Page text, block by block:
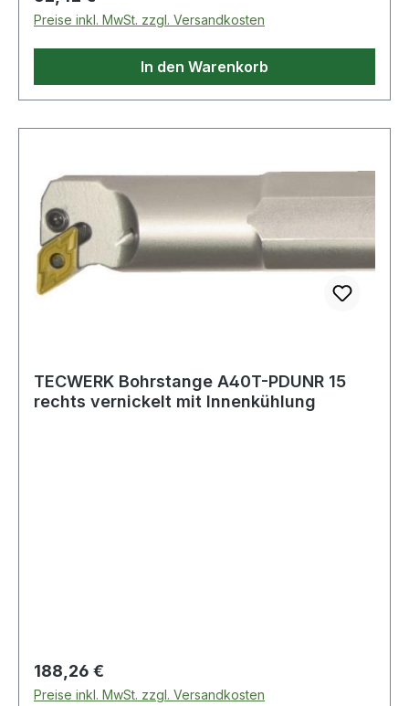
Preise inkl. MwSt. zzgl. Versandkosten
In den Warenkorb
TECWERK Bohrstange A40T-PDUNR 15
rechts vernickelt mit Innenkühlung
Regulärer Preis:
188,26 €
Preise inkl. MwSt. zzgl. Versandkosten